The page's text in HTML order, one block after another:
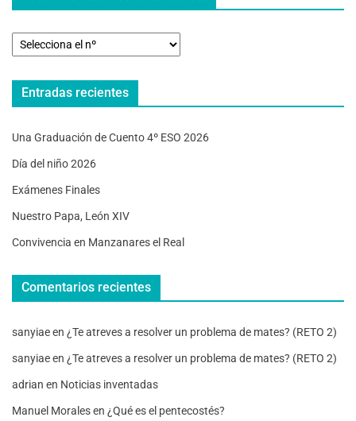
Entradas recientes
Una Graduación de Cuento 4º ESO 2026
Día del niño 2026
Exámenes Finales
Nuestro Papa, León XIV
Convivencia en Manzanares el Real
Comentarios recientes
sanyiaeen ¿Te atreves a resolver un problema de mates? (RETO 2)
sanyiaeen ¿Te atreves a resolver un problema de mates? (RETO 2)
adrian en Noticias inventadas
Manuel Moralesen ¿Qué es el pentecostés?